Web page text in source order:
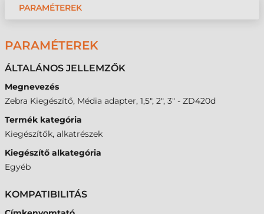
PARAMÉTEREK
PARAMÉTEREK
ÁLTALÁNOS JELLEMZŐK
Megnevezés
Zebra Kiegészítő, Média adapter, 1,5", 2", 3" - ZD420d
Termék kategória
Kiegészítők, alkatrészek
Kiegészítő alkategória
Egyéb
KOMPATIBILITÁS